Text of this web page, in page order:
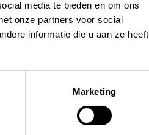
media te bieden en om ons
onze partners voor social
informatie die u aan ze heeft
Marketing